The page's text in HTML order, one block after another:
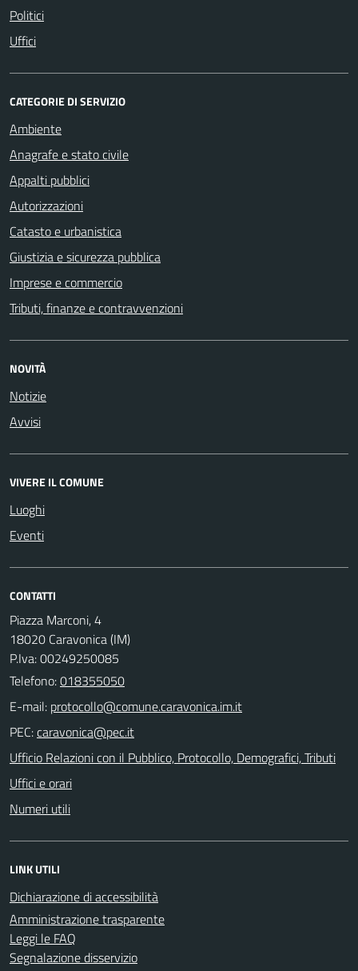
Politici
Uffici
CATEGORIE DI SERVIZIO
Ambiente
Anagrafe e stato civile
Appalti pubblici
Autorizzazioni
Catasto e urbanistica
Giustizia e sicurezza pubblica
Imprese e commercio
Tributi, finanze e contravvenzioni
NOVITÀ
Notizie
Avvisi
VIVERE IL COMUNE
Luoghi
Eventi
CONTATTI
Piazza Marconi, 4
18020 Caravonica (IM)
P.Iva: 00249250085
Telefono:018355050
E-mail:
PEC:
Ufficio Relazioni con il Pubblico, Protocollo, Demografici, Tributi
Uffici e orari
Numeri utili
LINK UTILI
Dichiarazione di accessibilità
Amministrazione trasparente
Leggi le FAQ
Segnalazione disservizio